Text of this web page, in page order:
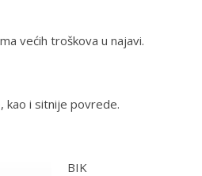
većih troškova u najavi.
kao i sitnije povrede.
BIK